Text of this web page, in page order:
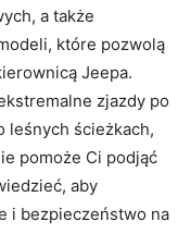
a także⁤
‍które pozwolą
Jeepa.
zjazdy po
leśnych ⁤ścieżkach,
pomoże Ci podjąć⁢
⁤aby
i bezpieczeństwo na